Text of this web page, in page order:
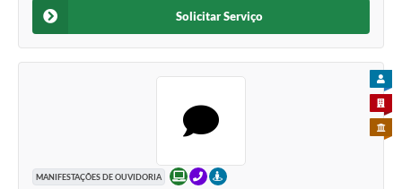
Solicitar Serviço
MANIFESTAÇÕES DE OUVIDORIA ONLINETELEFONEPRESENCIAL
PARA
PARA